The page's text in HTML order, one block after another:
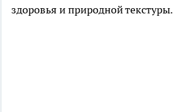
здоровья и природной текстуры.